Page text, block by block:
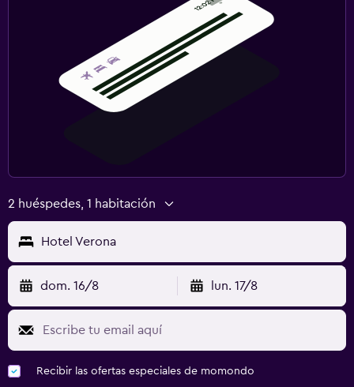
Gimnasio
2 huéspedes, 1 habitación
Hotel Verona
dom. 16/8 lun. 17/8
Recibir las ofertas especiales de momondo